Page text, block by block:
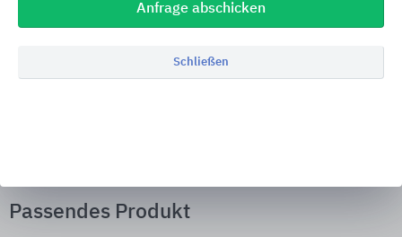
Passendes Produkt
Anfrage abschicken
Schließen